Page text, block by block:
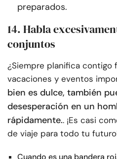
preparados.
14. Habla
conjuntos
¿Siempre planifica contigo
vacaciones y eventos
bien es dulce, también
desesperación en un
rápidamente.. ¡Es casi
de viaje para todo tu
Cuando es una bandera